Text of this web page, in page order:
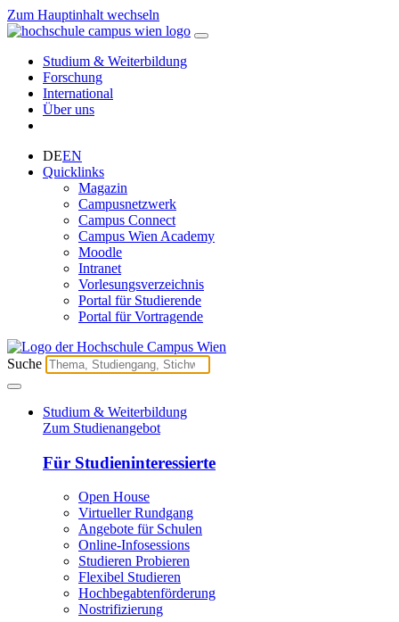
Zum Hauptinhalt wechseln
Studium & Weiterbildung
Forschung
International
Über uns
DEEN
Quicklinks
Magazin
Campusnetzwerk
Campus Connect
Campus Wien Academy
Moodle
Intranet
Vorlesungsverzeichnis
Portal für Studierende
Portal für Vortragende
Suche
Studium & Weiterbildung
Zum Studienangebot
Für Studieninteressierte
Open House
Virtueller Rundgang
Angebote für Schulen
Online-Infosessions
Studieren Probieren
Flexibel Studieren
Hochbegabtenförderung
Nostrifizierung